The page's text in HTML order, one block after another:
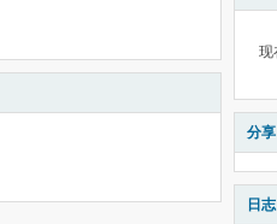
现
分享
日志